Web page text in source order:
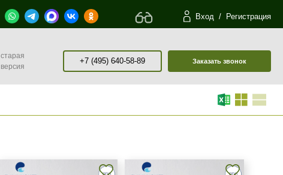
Вход / Регистрация
старая
версия
+7 (495) 640-58-89 Заказать звонок